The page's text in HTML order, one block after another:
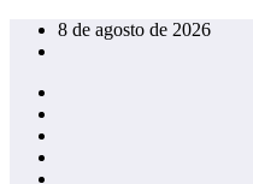
Pular
para
conteúdo
8 de agosto de 2026